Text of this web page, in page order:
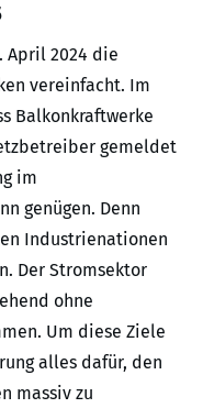
April 2024 die
vereinfacht. Im
Balkonkraftwerke
gemeldet
im
genügen. Denn
Industrienationen
Der Stromsektor
ohne
Um diese Ziele
alles dafür, den
massiv zu